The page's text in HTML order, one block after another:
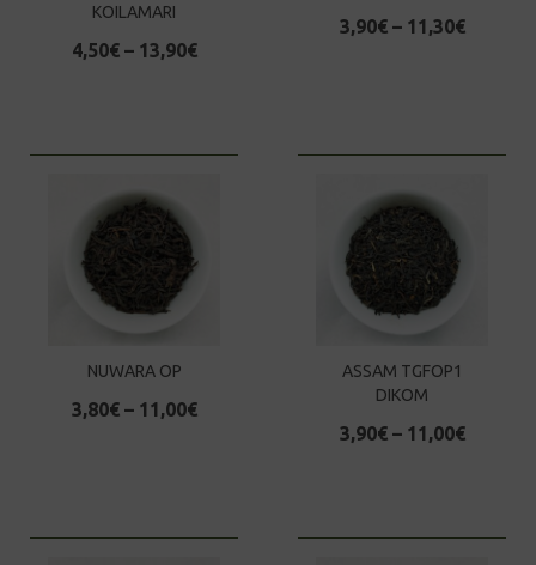
KOILAMARI
4,50€– 13,90€
3,90€– 11,30€
NUWARA OP
3,80€– 11,00€
ASSAM TGFOP1
DIKOM
3,90€– 11,00€